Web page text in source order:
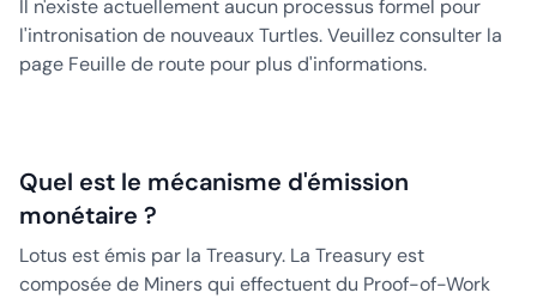
Il n'existe actuellement aucun processus formel pour
l'intronisation de nouveaux Turtles. Veuillez consulter la
page Feuille de route pour plus d'informations.
Quel est le mécanisme d'émission
monétaire ?
Lotus est émis par la Treasury. La Treasury est
composée de Miners qui effectuent du Proof-of-Work